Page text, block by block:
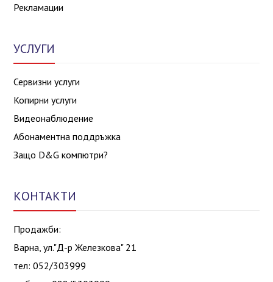
Рекламации
УСЛУГИ
Сервизни услуги
Копирни услуги
Видеонаблюдение
Абонаментна поддръжка
Защо D&G компютри?
КОНТАКТИ
Продажби:
Варна, ул."Д-р Железкова" 21
тел: 052/303999